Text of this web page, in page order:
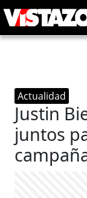
Actualidad
Justin
juntos